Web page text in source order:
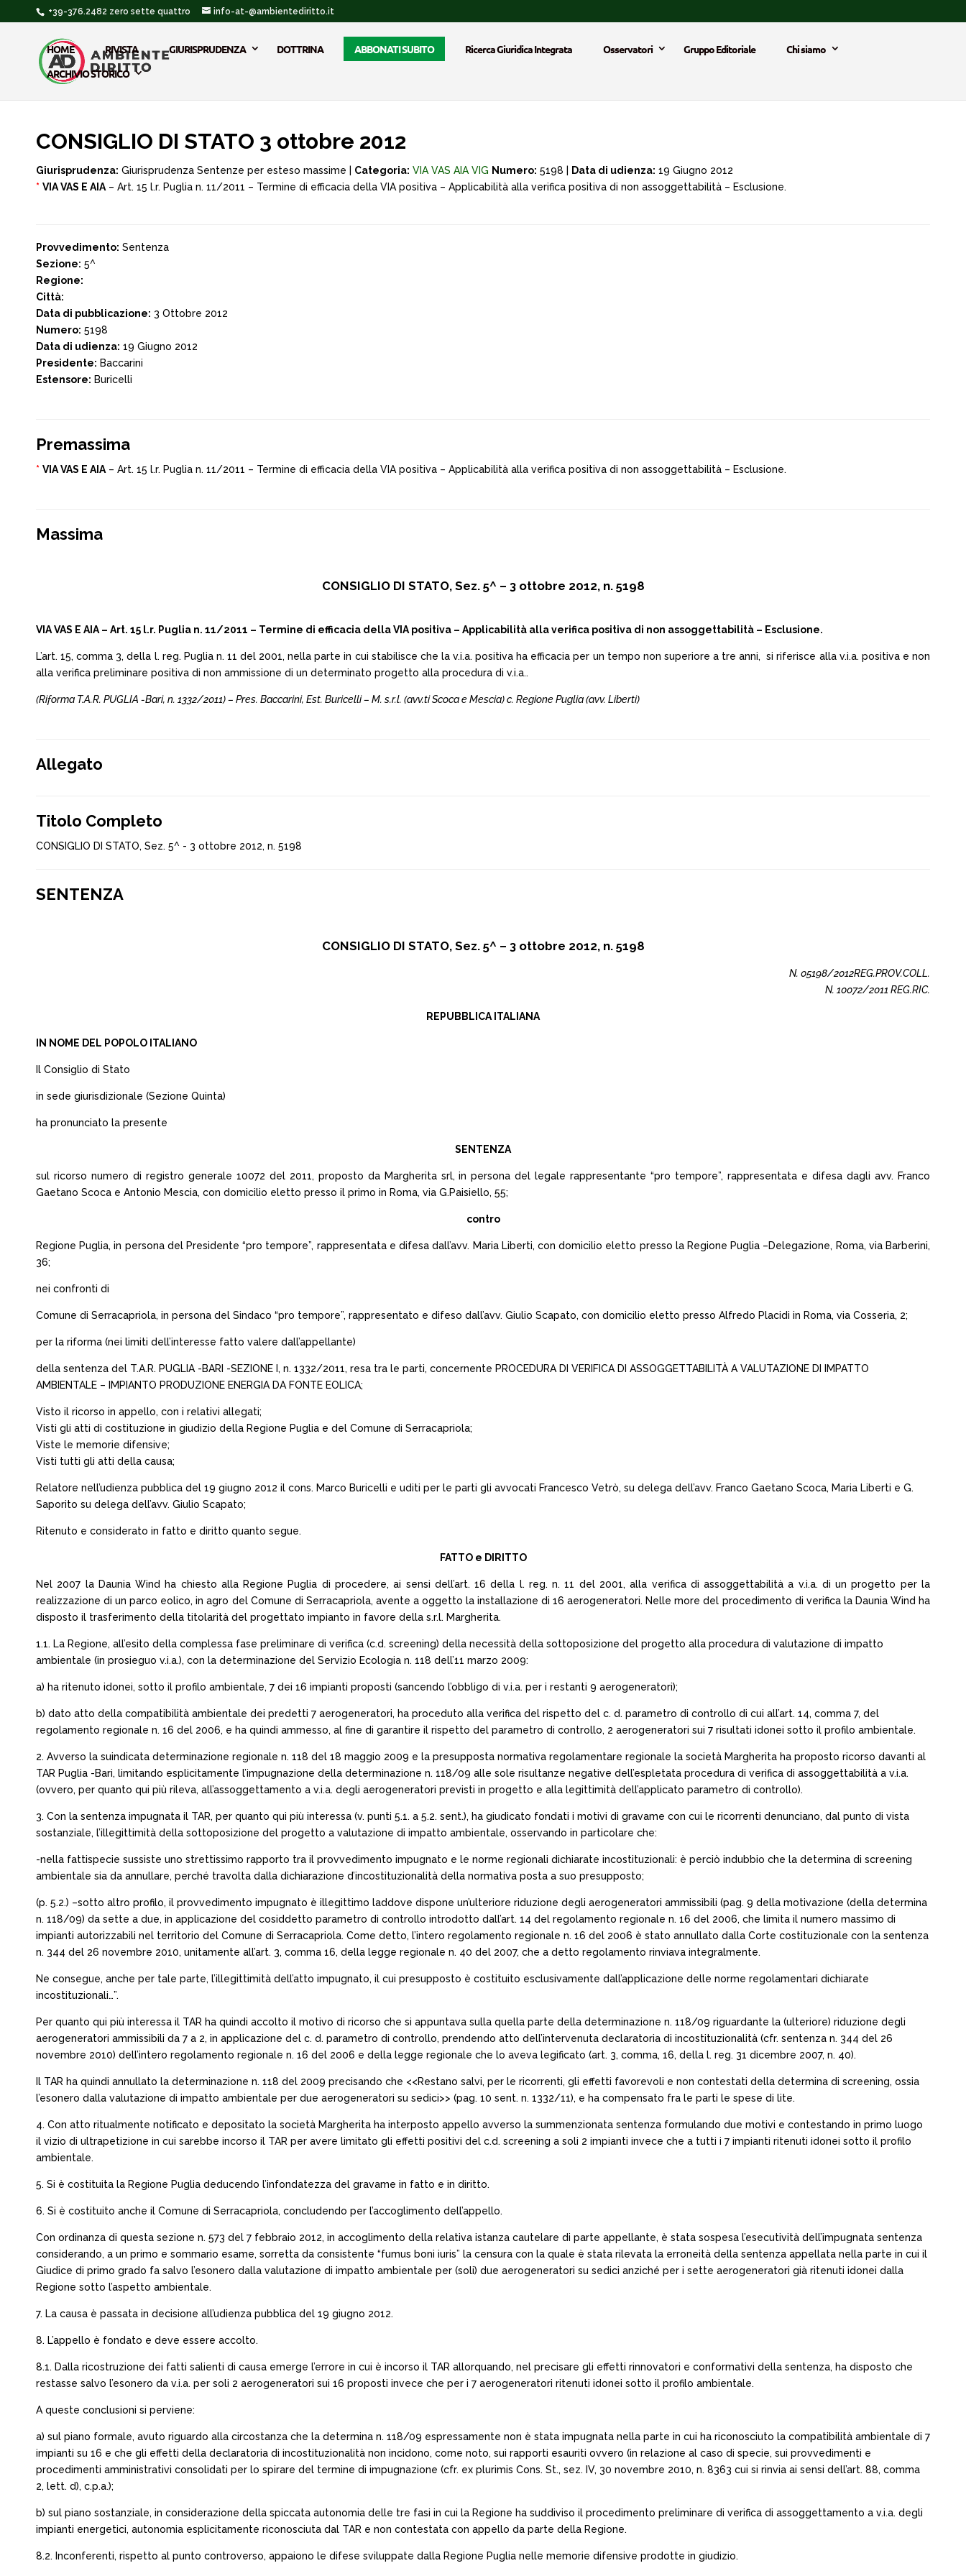
+39-376.2482 zero sette quattro info-at-@ambientediritto.it
HOME RIVISTA GIURISPRUDENZA DOTTRINA ABBONATI SUBITO Ricerca Giuridica Integrata Osservatori Gruppo Editoriale
Chi siamo
ARCHIVIO STORICO
CONSIGLIO DI STATO 3 ottobre 2012
Giurisprudenza: Giurisprudenza Sentenze per esteso massime | Categoria: VIA VAS AIA VIG Numero: 5198 | Data di udienza: 19 Giugno 2012
* VIA VAS E AIA – Art. 15 l.r. Puglia n. 11/2011 – Termine di efficacia della VIA positiva – Applicabilità alla verifica positiva di non assoggettabilità – Esclusione.
Provvedimento: Sentenza
Sezione: 5^
Regione:
Città:
Data di pubblicazione: 3 Ottobre 2012
Numero: 5198
Data di udienza: 19 Giugno 2012
Presidente: Baccarini
Estensore: Buricelli
Premassima
* VIA VAS E AIA – Art. 15 l.r. Puglia n. 11/2011 – Termine di efficacia della VIA positiva – Applicabilità alla verifica positiva di non assoggettabilità – Esclusione.
Massima
CONSIGLIO DI STATO, Sez. 5^ – 3 ottobre 2012, n. 5198
VIA VAS E AIA – Art. 15 l.r. Puglia n. 11/2011 – Termine di efficacia della VIA positiva – Applicabilità alla verifica positiva di non assoggettabilità – Esclusione.
L’art. 15, comma 3, della l. reg. Puglia n. 11 del 2001, nella parte in cui stabilisce che la v.i.a. positiva ha efficacia per un tempo non superiore a tre anni, si riferisce alla v.i.a. positiva e non
alla verifica preliminare positiva di non ammissione di un determinato progetto alla procedura di v.i.a..
(Riforma T.A.R. PUGLIA -Bari, n. 1332/2011) – Pres. Baccarini, Est. Buricelli – M. s.r.l. (avv.ti Scoca e Mescia) c. Regione Puglia (avv. Liberti)
Allegato
Titolo Completo
CONSIGLIO DI STATO, Sez. 5^ - 3 ottobre 2012, n. 5198
SENTENZA
CONSIGLIO DI STATO, Sez. 5^ – 3 ottobre 2012, n. 5198
N. 05198/2012REG.PROV.COLL.
N. 10072/2011 REG.RIC.
REPUBBLICA ITALIANA
IN NOME DEL POPOLO ITALIANO
Il Consiglio di Stato
in sede giurisdizionale (Sezione Quinta)
ha pronunciato la presente
SENTENZA
sul ricorso numero di registro generale 10072 del 2011, proposto da Margherita srl, in persona del legale rappresentante “pro tempore”, rappresentata e difesa dagli avv. Franco
Gaetano Scoca e Antonio Mescia, con domicilio eletto presso il primo in Roma, via G.Paisiello, 55;
contro
Regione Puglia, in persona del Presidente “pro tempore”, rappresentata e difesa dall’avv. Maria Liberti, con domicilio eletto presso la Regione Puglia –Delegazione, Roma, via Barberini,
36;
nei confronti di
Comune di Serracapriola, in persona del Sindaco “pro tempore”, rappresentato e difeso dall’avv. Giulio Scapato, con domicilio eletto presso Alfredo Placidi in Roma, via Cosseria, 2;
per la riforma (nei limiti dell’interesse fatto valere dall’appellante)
della sentenza del T.A.R. PUGLIA -BARI -SEZIONE I, n. 1332/2011, resa tra le parti, concernente PROCEDURA DI VERIFICA DI ASSOGGETTABILITÀ A VALUTAZIONE DI IMPATTO
AMBIENTALE – IMPIANTO PRODUZIONE ENERGIA DA FONTE EOLICA;
Visto il ricorso in appello, con i relativi allegati;
Visti gli atti di costituzione in giudizio della Regione Puglia e del Comune di Serracapriola;
Viste le memorie difensive;
Visti tutti gli atti della causa;
Relatore nell’udienza pubblica del 19 giugno 2012 il cons. Marco Buricelli e uditi per le parti gli avvocati Francesco Vetrò, su delega dell’avv. Franco Gaetano Scoca, Maria Liberti e G.
Saporito su delega dell’avv. Giulio Scapato;
Ritenuto e considerato in fatto e diritto quanto segue.
FATTO e DIRITTO
Nel 2007 la Daunia Wind ha chiesto alla Regione Puglia di procedere, ai sensi dell’art. 16 della l. reg. n. 11 del 2001, alla verifica di assoggettabilità a v.i.a. di un progetto per la
realizzazione di un parco eolico, in agro del Comune di Serracapriola, avente a oggetto la installazione di 16 aerogeneratori. Nelle more del procedimento di verifica la Daunia Wind ha
disposto il trasferimento della titolarità del progettato impianto in favore della s.r.l. Margherita.
1.1. La Regione, all’esito della complessa fase preliminare di verifica (c.d. screening) della necessità della sottoposizione del progetto alla procedura di valutazione di impatto
ambientale (in prosieguo v.i.a.), con la determinazione del Servizio Ecologia n. 118 dell’11 marzo 2009:
a) ha ritenuto idonei, sotto il profilo ambientale, 7 dei 16 impianti proposti (sancendo l’obbligo di v.i.a. per i restanti 9 aerogeneratori);
b) dato atto della compatibilità ambientale dei predetti 7 aerogeneratori, ha proceduto alla verifica del rispetto del c. d. parametro di controllo di cui all’art. 14, comma 7, del
regolamento regionale n. 16 del 2006, e ha quindi ammesso, al fine di garantire il rispetto del parametro di controllo, 2 aerogeneratori sui 7 risultati idonei sotto il profilo ambientale.
2. Avverso la suindicata determinazione regionale n. 118 del 18 maggio 2009 e la presupposta normativa regolamentare regionale la società Margherita ha proposto ricorso davanti al
TAR Puglia -Bari, limitando esplicitamente l’impugnazione della determinazione n. 118/09 alle sole risultanze negative dell’espletata procedura di verifica di assoggettabilità a v.i.a.
(ovvero, per quanto qui più rileva, all’assoggettamento a v.i.a. degli aerogeneratori previsti in progetto e alla legittimità dell’applicato parametro di controllo).
3. Con la sentenza impugnata il TAR, per quanto qui più interessa (v. punti 5.1. a 5.2. sent.), ha giudicato fondati i motivi di gravame con cui le ricorrenti denunciano, dal punto di vista
sostanziale, l’illegittimità della sottoposizione del progetto a valutazione di impatto ambientale, osservando in particolare che:
-nella fattispecie sussiste uno strettissimo rapporto tra il provvedimento impugnato e le norme regionali dichiarate incostituzionali: è perciò indubbio che la determina di screening
ambientale sia da annullare, perché travolta dalla dichiarazione d’incostituzionalità della normativa posta a suo presupposto;
(p. 5.2.) –sotto altro profilo, il provvedimento impugnato è illegittimo laddove dispone un’ulteriore riduzione degli aerogeneratori ammissibili (pag. 9 della motivazione (della determina
n. 118/09) da sette a due, in applicazione del cosiddetto parametro di controllo introdotto dall’art. 14 del regolamento regionale n. 16 del 2006, che limita il numero massimo di
impianti autorizzabili nel territorio del Comune di Serracapriola. Come detto, l’intero regolamento regionale n. 16 del 2006 è stato annullato dalla Corte costituzionale con la sentenza
n. 344 del 26 novembre 2010, unitamente all’art. 3, comma 16, della legge regionale n. 40 del 2007, che a detto regolamento rinviava integralmente.
Ne consegue, anche per tale parte, l’illegittimità dell’atto impugnato, il cui presupposto è costituito esclusivamente dall’applicazione delle norme regolamentari dichiarate
incostituzionali…”.
Per quanto qui più interessa il TAR ha quindi accolto il motivo di ricorso che si appuntava sulla quella parte della determinazione n. 118/09 riguardante la (ulteriore) riduzione degli
aerogeneratori ammissibili da 7 a 2, in applicazione del c. d. parametro di controllo, prendendo atto dell’intervenuta declaratoria di incostituzionalità (cfr. sentenza n. 344 del 26
novembre 2010) dell’intero regolamento regionale n. 16 del 2006 e della legge regionale che lo aveva legificato (art. 3, comma, 16, della l. reg. 31 dicembre 2007, n. 40).
Il TAR ha quindi annullato la determinazione n. 118 del 2009 precisando che <<Restano salvi, per le ricorrenti, gli effetti favorevoli e non contestati della determina di screening, ossia
l’esonero dalla valutazione di impatto ambientale per due aerogeneratori su sedici>> (pag. 10 sent. n. 1332/11), e ha compensato fra le parti le spese di lite.
4. Con atto ritualmente notificato e depositato la società Margherita ha interposto appello avverso la summenzionata sentenza formulando due motivi e contestando in primo luogo
il vizio di ultrapetizione in cui sarebbe incorso il TAR per avere limitato gli effetti positivi del c.d. screening a soli 2 impianti invece che a tutti i 7 impianti ritenuti idonei sotto il profilo
ambientale.
5. Si è costituita la Regione Puglia deducendo l’infondatezza del gravame in fatto e in diritto.
6. Si è costituito anche il Comune di Serracapriola, concludendo per l’accoglimento dell’appello.
Con ordinanza di questa sezione n. 573 del 7 febbraio 2012, in accoglimento della relativa istanza cautelare di parte appellante, è stata sospesa l’esecutività dell’impugnata sentenza
considerando, a un primo e sommario esame, sorretta da consistente “fumus boni iuris” la censura con la quale è stata rilevata la erroneità della sentenza appellata nella parte in cui il
Giudice di primo grado fa salvo l’esonero dalla valutazione di impatto ambientale per (soli) due aerogeneratori su sedici anziché per i sette aerogeneratori già ritenuti idonei dalla
Regione sotto l’aspetto ambientale.
7. La causa è passata in decisione all’udienza pubblica del 19 giugno 2012.
8. L’appello è fondato e deve essere accolto.
8.1. Dalla ricostruzione dei fatti salienti di causa emerge l’errore in cui è incorso il TAR allorquando, nel precisare gli effetti rinnovatori e conformativi della sentenza, ha disposto che
restasse salvo l’esonero da v.i.a. per soli 2 aerogeneratori sui 16 proposti invece che per i 7 aerogeneratori ritenuti idonei sotto il profilo ambientale.
A queste conclusioni si perviene:
a) sul piano formale, avuto riguardo alla circostanza che la determina n. 118/09 espressamente non è stata impugnata nella parte in cui ha riconosciuto la compatibilità ambientale di 7
impianti su 16 e che gli effetti della declaratoria di incostituzionalità non incidono, come noto, sui rapporti esauriti ovvero (in relazione al caso di specie, sui provvedimenti e
procedimenti amministrativi consolidati per lo spirare del termine di impugnazione (cfr. ex plurimis Cons. St., sez. IV, 30 novembre 2010, n. 8363 cui si rinvia ai sensi dell’art. 88, comma
2, lett. d), c.p.a.);
b) sul piano sostanziale, in considerazione della spiccata autonomia delle tre fasi in cui la Regione ha suddiviso il procedimento preliminare di verifica di assoggettamento a v.i.a. degli
impianti energetici, autonomia esplicitamente riconosciuta dal TAR e non contestata con appello da parte della Regione.
8.2. Inconferenti, rispetto al punto controverso, appaiono le difese sviluppate dalla Regione Puglia nelle memorie difensive prodotte in giudizio.